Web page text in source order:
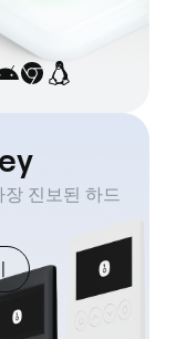
진보된 하드